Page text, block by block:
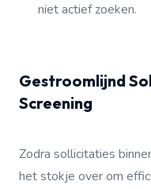
niet actief zoeken.
Gestroomlijnd
Screening
Zodra sollicitaties
het stokje over om